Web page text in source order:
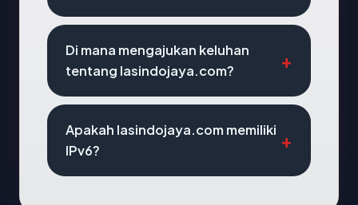
Di mana mengajukan keluhan
tentang lasindojaya.com?
Apakah lasindojaya.com memiliki
IPv6?